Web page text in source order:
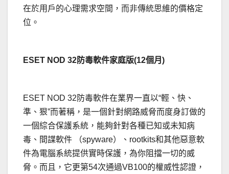
在於用戶的心理需求空間，而非傳統思維的價格定
位。
ESET NOD 32防毒軟件家庭版(12個月)
ESET NOD 32防毒軟件在業界一直以“輕、快、
準、狠”而著稱，是一個針對網路威脅而度身訂做的
一個綜合保護系統，能夠針對各種已知或未知病
毒、間諜軟件 （spyware）、rootkits和其他惡意軟
件為電腦系統提供實時保護，為你阻擋一切的威
脅。而且，它更第54次通過VB100的權威性認證，